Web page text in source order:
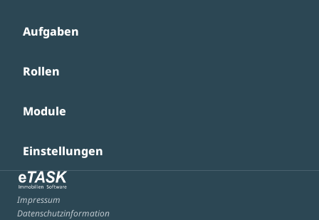
Aufgaben
Rollen
Module
Einstellungen
Impressum
Datenschutzinformation